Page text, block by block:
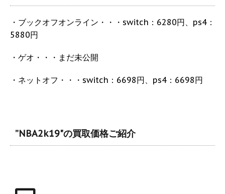
・ブックオフオンライン・・・switch：6280円、ps4：
5880円
・ゲオ・・・まだ未公開
・ネットオフ・・・switch：6698円、ps4：6698円
”NBA2k19"の買取価格ご紹介